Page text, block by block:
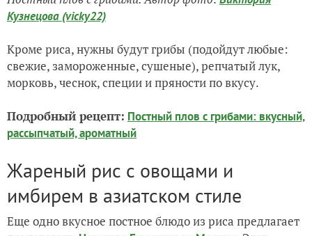
Кузнецова (vicky22)
Кроме риса, нужны будут грибы (подойдут любые:
свежие, замороженные, сушеные), репчатый лук,
морковь, чеснок, специи и пряности по вкусу.
Подробный рецепт: Постный плов с грибами: вкусный,
рассыпчатый, ароматный
Жареный рис с овощами и
имбирем в азиатском стиле
Еще одно вкусное постное блюдо из риса предлагает